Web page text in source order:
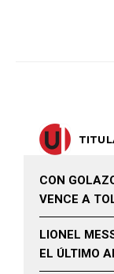
CON
VENCE A
LIONEL
EL ÚLTIMO